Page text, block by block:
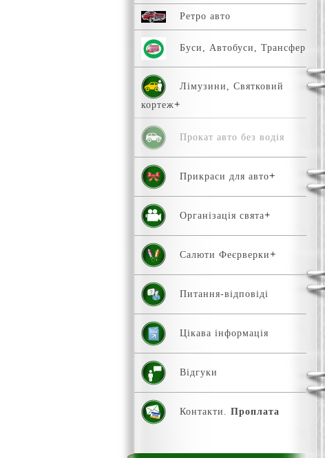
Ретро авто
Буси, Автобуси, Трансфер
Лімузини, Святковий
кортеж
Прокат авто без водія
Прикраси для авто
Організація свята
Салюти Феєрверки
Питання-відповіді
Цікава інформація
Відгуки
Контакти. Проплата